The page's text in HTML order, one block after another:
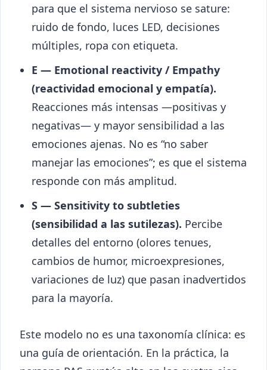
para que el sistema nervioso se sature:
ruido de fondo, luces LED, decisiones
múltiples, ropa con etiqueta.
E — Emotional reactivity / Empathy
(reactividad emocional y empatía).
Reacciones más intensas —positivas y
negativas— y mayor sensibilidad a las
emociones ajenas. No es “no saber
manejar las emociones”; es que el sistema
responde con más amplitud.
S — Sensitivity to subtleties
(sensibilidad a las sutilezas). Percibe
detalles del entorno (olores tenues,
cambios de humor, microexpresiones,
variaciones de luz) que pasan inadvertidos
para la mayoría.
Este modelo no es una taxonomía clínica: es
una guía de orientación. En la práctica, la